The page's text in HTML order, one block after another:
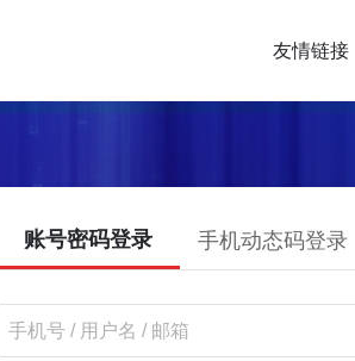
友情链接
账号密码登录 手机动态码登录